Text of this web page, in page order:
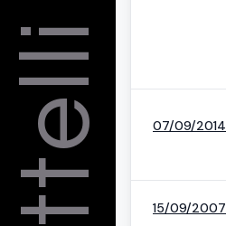
07/09/2014
15/09/2007